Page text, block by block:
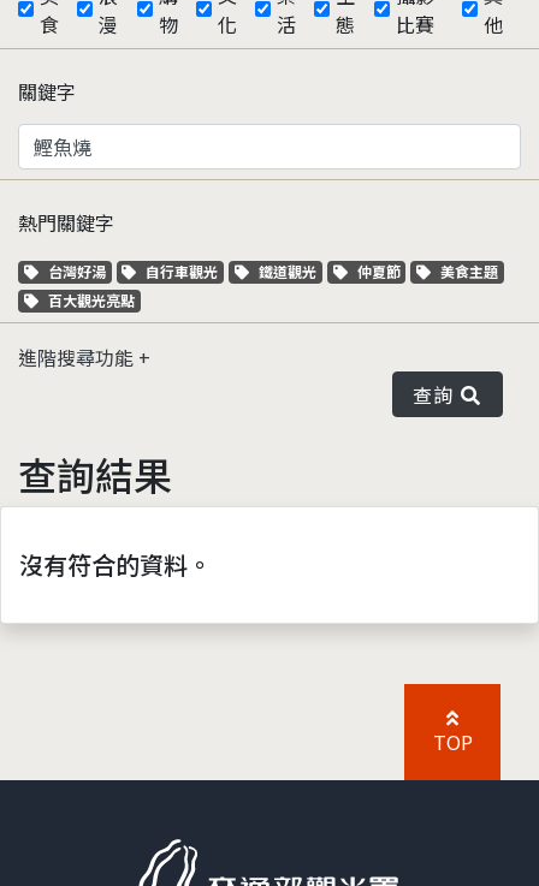
食
漫
物
化
活
態
比賽
他
關鍵字
熱門關鍵字
關鍵字標籤
台灣好湯 關鍵字標籤
自行車觀光 關鍵字標籤
鐵道觀光 關鍵字標籤
仲夏節 關鍵字標籤
美食主題
關鍵字標籤
百大觀光亮點
進階搜尋功能
查詢
查詢結果
沒有符合的資料。
TOP